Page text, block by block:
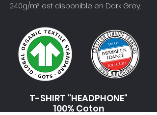
240g/m² est disponible en Dark Grey.
T-SHIRT "HEADPHONE"
100% Coton